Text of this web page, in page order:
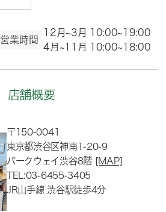
営業時間
12月~3月 10:00~19:00
4月~11月 10:00~18:00
店舗概要
〒150-0041
東京都渋谷区神南1-20-9
パークウェイ渋谷8階 [MAP]
TEL:03-6455-3405
JR山手線 渋谷駅徒歩4分